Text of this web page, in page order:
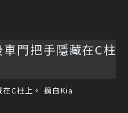
C柱上。 摘自Kia